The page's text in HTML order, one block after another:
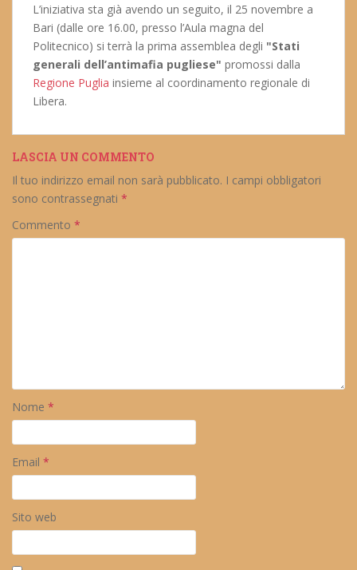
L’iniziativa sta già avendo un seguito, il 25 novembre a
Bari (dalle ore 16.00, presso l’Aula magna del
Politecnico) si terrà la prima assemblea degli "Stati
generali dell’antimafia pugliese" promossi dalla
Regione Puglia insieme al coordinamento regionale di
Libera.
LASCIA UN COMMENTO
Il tuo indirizzo email non sarà pubblicato. I campi obbligatori
sono contrassegnati *
Commento *
Nome *
Email *
Sito web